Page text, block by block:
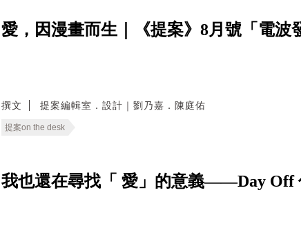
愛，因漫畫而生｜《提案》8月號「電波
撰文 提案編輯室．設計｜劉乃嘉．陳庭佑
提案on the desk
我也還在尋找「 愛」的意義——Day Off